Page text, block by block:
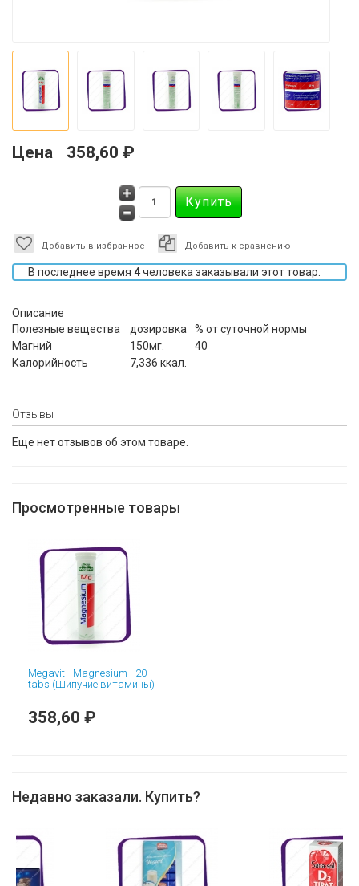
Цена 358,60 ₽
Добавить в избранное Добавить к сравнению
В последнее время 4человека заказывали этот товар.
Описание
Полезные вещества
дозировка
% от суточной нормы
Магний
150мг.
40
Калорийность
7,336 ккал.
Отзывы
Еще нет отзывов об этом товаре.
Просмотренные товары
Megavit - Magnesium - 20
tabs (Шипучие витамины)
358,60 ₽
Недавно заказали. Купить?